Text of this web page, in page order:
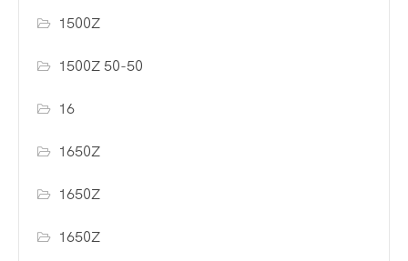
1500Z
1500Z 50-50
16
1650Z
1650Z
1650Z